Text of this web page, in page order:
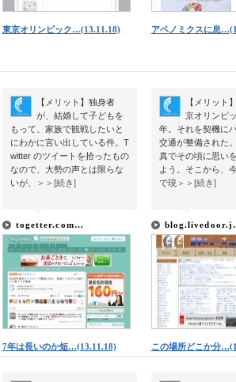
東京オリンピック…(13.11.18) アベノミクスに息
【メリット】独身者
が、結婚して子どもを
もって、家族で観戦したいと
にわかに言い出している件。T
witter のツイートを拾ったもの
なので、大勢の声とは限らな
いが、
＞＞[続き]
togetter.com…
7年は長いのか短…(13.11.18)
【メリット
京オリンピ
年。それを契機に
交通が整備された
真でその頃に思い
よう。そこから、
で現 ＞＞[続き]
この場所どこか分